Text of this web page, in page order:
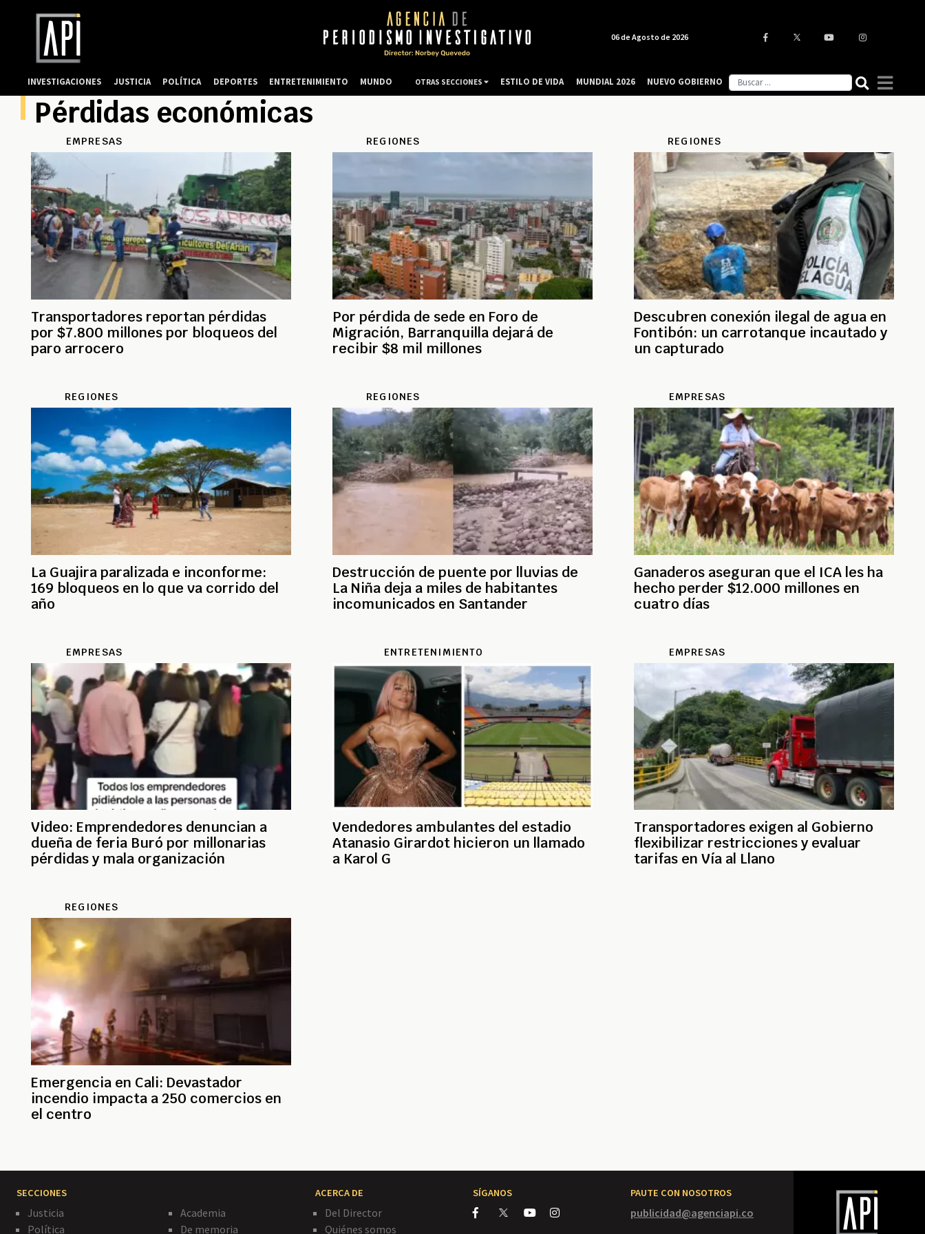
Pérdidas económicas
EMPRESAS
Transportadores reportan pérdidas
por $7.800 millones por bloqueos del
paro arrocero
REGIONES
Por pérdida de sede en Foro de
Migración, Barranquilla dejará de
recibir $8 mil millones
REGIONES
Descubren conexión ilegal de agua en
Fontibón: un carrotanque incautado y
un capturado
REGIONES
La Guajira paralizada e inconforme:
169 bloqueos en lo que va corrido del
año
REGIONES
Destrucción de puente por lluvias de
La Niña deja a miles de habitantes
incomunicados en Santander
EMPRESAS
Ganaderos aseguran que el ICA les ha
hecho perder $12.000 millones en
cuatro días
EMPRESAS
Video: Emprendedores denuncian a
dueña de feria Buró por millonarias
pérdidas y mala organización
ENTRETENIMIENTO
Vendedores ambulantes del estadio
Atanasio Girardot hicieron un llamado
a Karol G
EMPRESAS
Transportadores exigen al Gobierno
flexibilizar restricciones y evaluar
tarifas en Vía al Llano
REGIONES
Emergencia en Cali: Devastador
incendio impacta a 250 comercios en
el centro
SECCIONES
Justicia
Política
Academia
De memoria
ACERCA DE
Del Director
Quiénes somos
SÍGANOS PAUTE CON NOSOTROS
publicidad@agenciapi.co
06 de Agosto de 2026
INVESTIGACIONES JUSTICIA POLÍTICA DEPORTES ENTRETENIMIENTO MUNDO OTRAS SECCIONES ESTILO DE VIDA MUNDIAL 2026 NUEVO GOBIERNO